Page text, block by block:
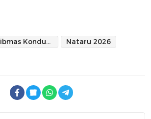
Kamtibmas Kondusif
Nataru 2026